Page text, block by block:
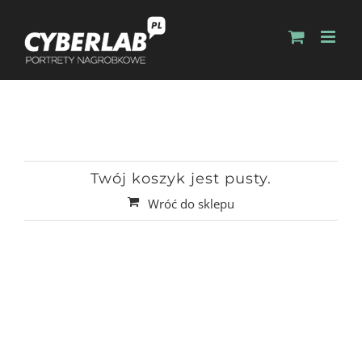
Twój koszyk jest pusty.
Wróć do sklepu